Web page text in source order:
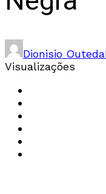
Dionisio Outeda
Visualizações